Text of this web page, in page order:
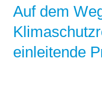
Auf dem
einleitende